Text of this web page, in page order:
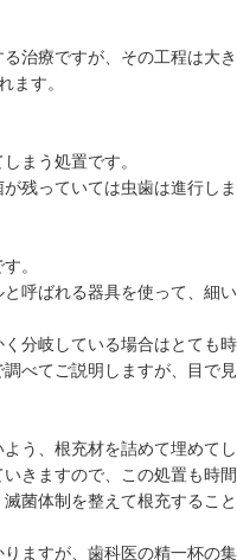
治療ですが、その工程は大
ます。
まう処置です。
残っていては虫歯は進行し
。
呼ばれる器具を使って、細
分岐している場合はとても時
べてご説明しますが、目で
う、根充材を詰めて埋めてし
きますので、この処置も時間
菌体制を整えて根充すること
ますが、歯科医の精一杯の